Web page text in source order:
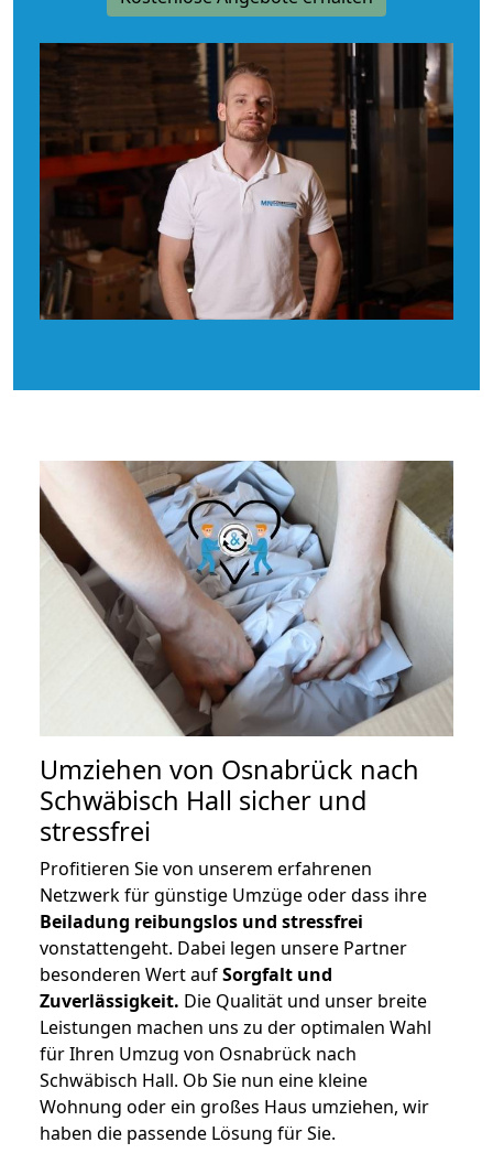
Umziehen von Osnabrück nach
Schwäbisch Hall sicher und
stressfrei
Profitieren Sie von unserem erfahrenen
Netzwerk für günstige Umzüge oder dass ihre
Beiladung reibungslos und stressfrei
vonstattengeht. Dabei legen unsere Partner
besonderen Wert aufSorgfalt und
Zuverlässigkeit. Die Qualität und unser breite
Leistungen machen uns zu der optimalen Wahl
für Ihren Umzug von Osnabrück nach
Schwäbisch Hall. Ob Sie nun eine kleine
Wohnung oder ein großes Haus umziehen, wir
haben die passende Lösung für Sie.